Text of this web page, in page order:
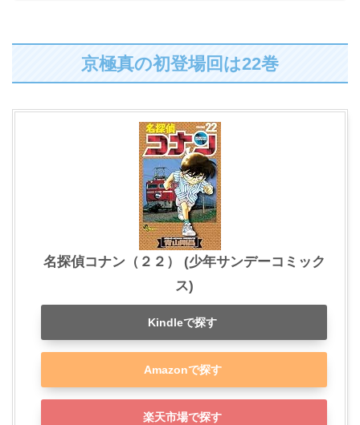
京極真の初登場回は22巻
名探偵コナン（２２） (少年サンデーコミック
ス)
Kindleで探す
Amazonで探す
楽天市場で探す